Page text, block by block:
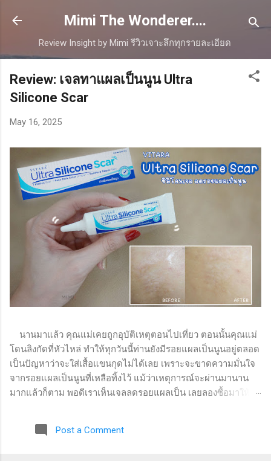
Skip to main content
Mimi The Wonderer....
Review Insight by Mimi รีวิวเจาะลึกทุกรายละเอียด
Review: เจลทาแผลเป็นนูน Ultra
Silicone Scar
May 16, 2025
นานมาแล้ว คุณแม่เคยถูกอุบัติเหตุตอนไปเที่ยว ตอนนั้นคุณแม่
โดนลิงกัดที่หัวไหล่ ทำให้ทุกวันนี้ท่านยังมีรอยแผลเป็นนูนอยู่ตลอด
เป็นปัญหาว่าจะใส่เสื้อแขนกุดไม่ได้เลย เพราะจะขาดความมั่นใจ
จากรอยแผลเป็นนูนที่เหลือทิ้งไว้ แม้ว่าเหตุการณ์จะผ่านมานาน
มากแล้วก็ตาม พอดีเราเห็นเจลลดรอยแผลเป็น เลยลองซื้อมาให้
รอยแผลเป็น VITARA Ultra Silicone Scar ( ไวทาร่า อัลตร้า ซิลิ
โคน สการ์ ) เป็นซิลิโคนเจลสำหรับแผลเป็นนูน หรือคีลอยด์ ช่วย
Post a Comment